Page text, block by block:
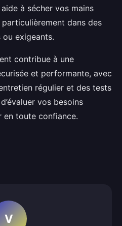
aide à sécher vos mains
dans des
ou exigeants.
contribue à une
et performante, avec
régulier et des tests
vos besoins
en toute confiance.
V